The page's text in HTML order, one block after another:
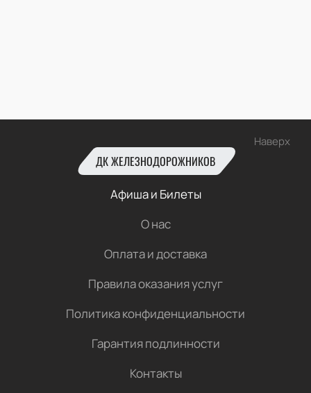
Наверх
ДК ЖЕЛЕЗНОДОРОЖНИКОВ
Афиша и Билеты
О нас
Оплата и доставка
Правила оказания услуг
Политика конфиденциальности
Гарантия подлинности
Контакты